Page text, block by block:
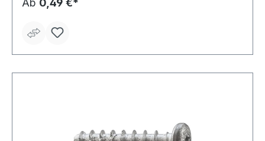
Sehr guter Korrosionsschutz durch
Ab 0,49 €*